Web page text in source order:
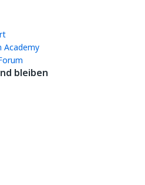
Academy
bleiben